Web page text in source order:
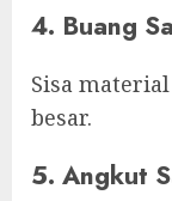
4. Buang
Sisa
besar.
5. Angkut